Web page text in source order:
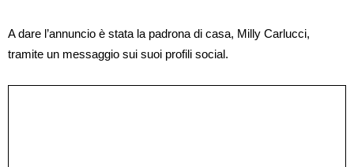
A dare l’annuncio è stata la padrona di casa, Milly Carlucci,
tramite un messaggio sui suoi profili social.